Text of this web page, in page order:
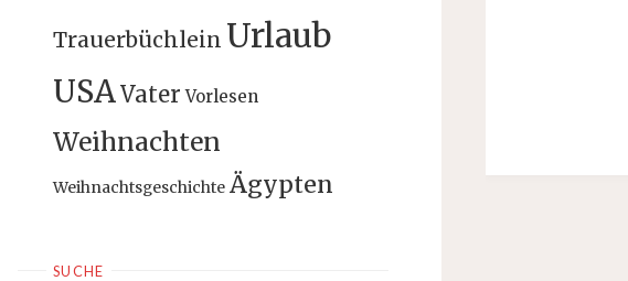
Trauerbüchlein Urlaub
USAVater Vorlesen
Weihnachten
Weihnachtsgeschichte Ägypten
SUCHE